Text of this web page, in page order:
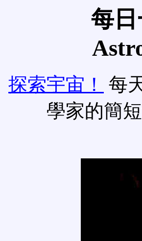
每
探索宇宙！
每
學家的簡